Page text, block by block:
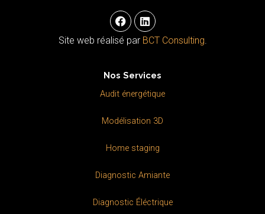
F
a
c
e
o
k
L
i
n
k
i
n
Site web réalisé par BCT Consulting.
Nos Services
Audit énergétique
Modélisation 3D
Home staging
Diagnostic Amiante
Diagnostic Éléctrique